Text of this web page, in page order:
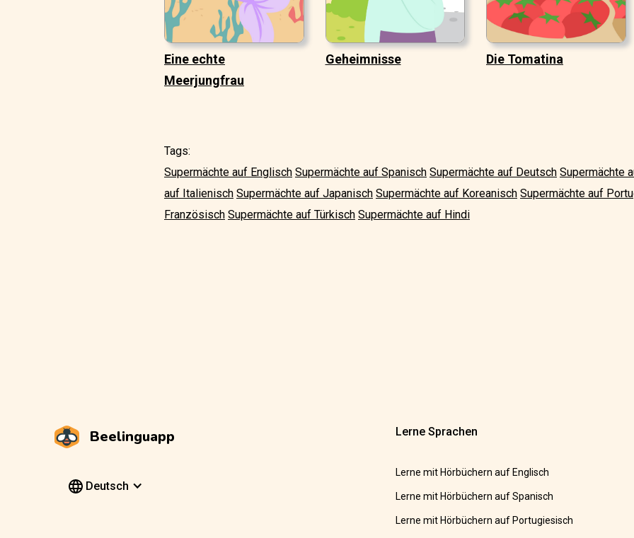
Eine echte
Meerjungfrau
Geheimnisse Die Tomatina
Tags:
Supermächte auf Englisch Supermächte auf Spanisch Supermächte auf Deutsch Supermächte
auf Italienisch Supermächte auf Japanisch Supermächte auf Koreanisch Supermächte auf
Französisch Supermächte auf Türkisch Supermächte auf Hindi
Beelinguapp
Deutsch
Lerne Sprachen
Lerne mit Hörbüchern auf Englisch
Lerne mit Hörbüchern auf Spanisch
Lerne mit Hörbüchern auf Portugiesisch